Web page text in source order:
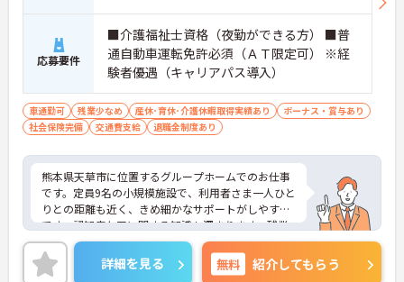
応募要件
■介護福祉士資格（夜勤ができる方） ■普
通自動車運転免許必須（ＡＴ限定可） ※経
験者優遇（キャリアパス導入）
車通勤可 残業少なめ 産休･育休･介護休暇取得実績あり
ボーナス・賞与あり
社会保険完備
交通費支給 退職金制度あり
熊本県天草市に位置するグループホームでのお仕事
です。定員9名の小規模施設で、利用者さま一人ひと
りとの距離も近く、きめ細かなサポートがしやすい
です。認知症ケアに関する知識も深まります。残業
は基本なくプライベートとの両立もしやすい◎
ご興味ある方には、面接対策ポイントなど、詳細を
お話しいたしますのでお気軽にご相談ください。
詳細を見る 無料 紹介してもらう